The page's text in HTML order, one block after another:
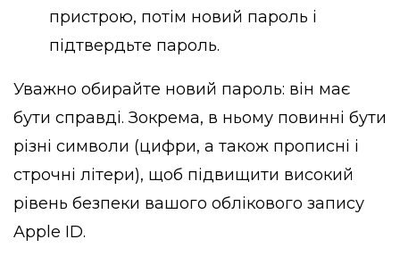
пристрою, потім новий пароль і
підтвердьте пароль.
Уважно обирайте новий пароль: він має
бути справді. Зокрема, в ньому повинні бути
різні символи (цифри, а також прописні і
строчні літери), щоб підвищити високий
рівень безпеки вашого облікового запису
Apple ID.